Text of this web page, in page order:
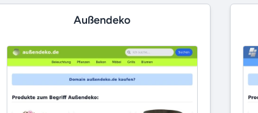
Außendeko